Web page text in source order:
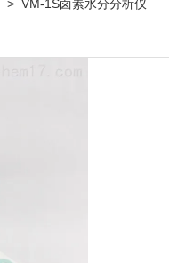
> VM-1S卤素水分分析仪